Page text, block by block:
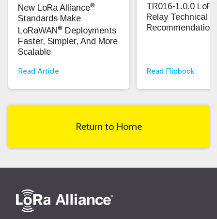
New LoRa Alliance®
Standards Make
LoRaWAN® Deployments
Faster, Simpler, And More
Scalable
Read Article
TR016-1.0.0
Relay Technical
Read Flipbook
Return to Home